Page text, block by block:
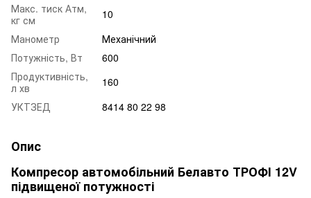
Макс. тиск Атм,
кг см
10
Манометр
Механічний
Потужність, Вт
600
Продуктивність,
л хв
160
УКТЗЕД
8414 80 22 98
Опис
Компресор автомобільний Белавто ТРОФІ 12V
підвищеної потужності